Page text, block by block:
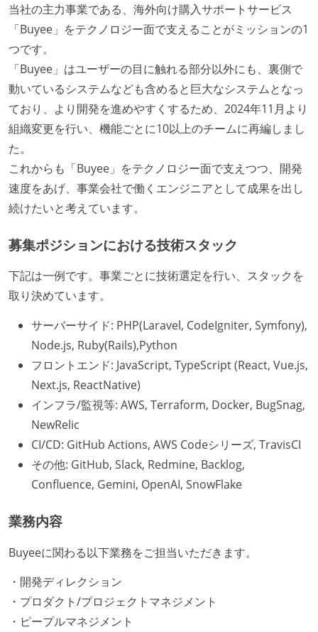
当社の主力事業である、海外向け購入サポートサービス
「Buyee」をテクノロジー面で支えることがミッションの1
つです。
「Buyee」はユーザーの目に触れる部分以外にも、裏側で
動いているシステムなども含めると巨大なシステムとなっ
ており、より開発を進めやすくするため、2024年11月より
組織変更を行い、機能ごとに10以上のチームに再編しまし
た。
これからも「Buyee」をテクノロジー面で支えつつ、開発
速度をあげ、事業会社で働くエンジニアとして成果を出し
続けたいと考えています。
募集ポジションにおける技術スタック
下記は一例です。事業ごとに技術選定を行い、スタックを
取り決めています。
サーバーサイド: PHP(Laravel, CodeIgniter, Symfony),
Node.js, Ruby(Rails),Python
フロントエンド: JavaScript, TypeScript (React, Vue.js,
Next.js, ReactNative)
インフラ/監視等: AWS, Terraform, Docker, BugSnag,
NewRelic
CI/CD: GitHub Actions, AWS Codeシリーズ, TravisCI
その他: GitHub, Slack, Redmine, Backlog,
Confluence, Gemini, OpenAI, SnowFlake
業務内容
Buyeeに関わる以下業務をご担当いただきます。
・開発ディレクション
・プロダクト/プロジェクトマネジメント
・ピープルマネジメント